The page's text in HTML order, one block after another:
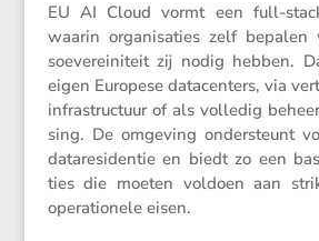
EU AI Cloud vormt een full-
waarin organi­sa­ties zelf bepalen
soeve­rei­ni­teit zij nodig hebben.
eigen Europese datacen­ters, via
infra­struc­tuur of als volledig
sing. De omgeving onder­steunt
datare­si­dentie en biedt zo een
ties die moeten voldoen aan
opera­ti­o­nele eisen.